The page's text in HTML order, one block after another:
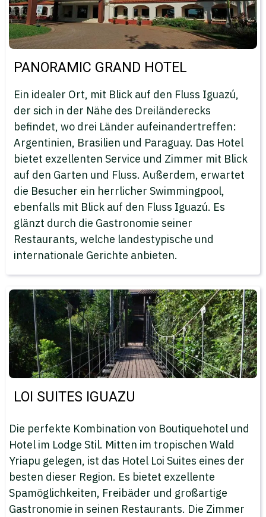
PANORAMIC GRAND HOTEL
Ein idealer Ort, mit Blick auf den Fluss Iguazú,
der sich in der Nähe des Dreiländerecks
befindet, wo drei Länder aufeinandertreffen:
Argentinien, Brasilien und Paraguay. Das Hotel
bietet exzellenten Service und Zimmer mit Blick
auf den Garten und Fluss. Außerdem, erwartet
die Besucher ein herrlicher Swimmingpool,
ebenfalls mit Blick auf den Fluss Iguazú. Es
glänzt durch die Gastronomie seiner
Restaurants, welche landestypische und
internationale Gerichte anbieten.
LOI SUITES IGUAZU
Die perfekte Kombination von Boutiquehotel und
Hotel im Lodge Stil. Mitten im tropischen Wald
Yriapu gelegen, ist das Hotel Loi Suites eines der
besten dieser Region. Es bietet exzellente
Spamöglichkeiten, Freibäder und großartige
Gastronomie in seinen Restaurants. Die Zimmer